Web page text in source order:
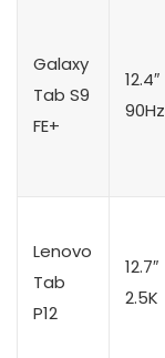
Galaxy
Tab S9
FE+
12.4″
90Hz
Lenovo
Tab
P12
12.7″
2.5K